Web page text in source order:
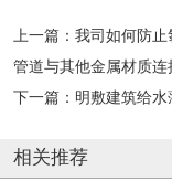
上一篇： 我司如何防
管道与其他金属材质
下一篇： 明敷建筑给
相关推荐